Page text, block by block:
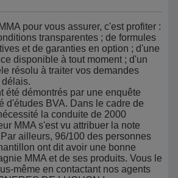
pour vous assurer, c'est profiter :
transparentes ; de formules
et de garanties en option ; d'une
disponible à tout moment ; d'un
résolu à traiter vos demandes
été démontrés par une enquête
d'études BVA. Dans le cadre de
la conduite de 2000
MMA s'est vu attribuer la note
ailleurs, 96/100 des personnes
ont dit avoir une bonne
MMA et de ses produits. Vous le
même en contactant nos agents